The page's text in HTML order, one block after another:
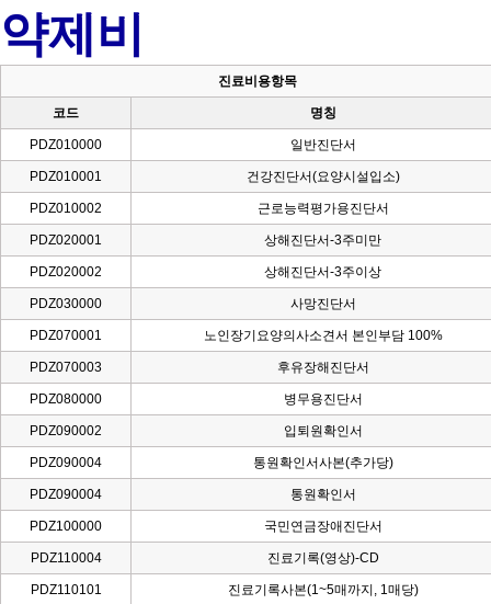
약제비
진료비용항목
코드 명칭
PDZ010000 일반진단서
PDZ010001 건강진단서(요양시설입소)
PDZ010002 근로능력평가용진단서
PDZ020001 상해진단서-3주미만
PDZ020002 상해진단서-3주이상
PDZ030000 사망진단서
PDZ070001 노인장기요양의사소견서 본인부담 100%
PDZ070003 후유장해진단서
PDZ080000 병무용진단서
PDZ090002 입퇴원확인서
PDZ090004 통원확인서사본(추가당)
PDZ090004 통원확인서
PDZ100000 국민연금장애진단서
PDZ110004 진료기록(영상)-CD
PDZ110101 진료기록사본(1~5매까지, 1매당)